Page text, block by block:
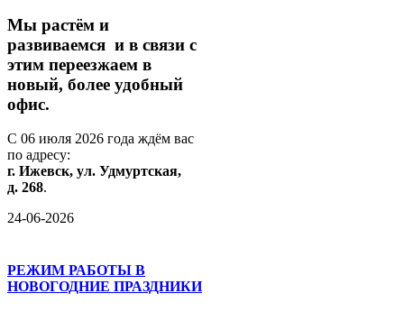
Мы растём и
развиваемся и в связи с
этим переезжаем в
новый, более удобный
офис.
С 06 июля 2026 года ждём вас
по адресу:
г. Ижевск, ул. Удмуртская,
д. 268.
24-06-2026
РЕЖИМ РАБОТЫ В
НОВОГОДНИЕ ПРАЗДНИКИ